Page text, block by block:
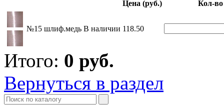
Цена (руб.) Кол-во
№15 шлиф.медь В наличии 118.50
Итого: 0 руб.
Вернуться в раздел